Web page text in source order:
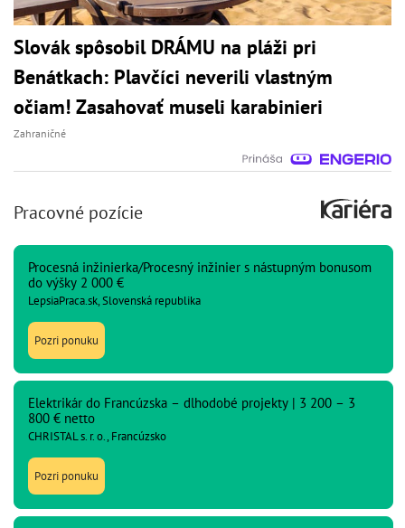
Slovák spôsobil DRÁMU na pláži pri
Benátkach: Plavčíci neverili vlastným
očiam! Zasahovať museli karabinieri
Zahraničné
Pracovné pozície
Procesná inžinierka/Procesný inžinier s nástupným bonusom
do výšky 2 000 €
LepsiaPraca.sk, Slovenská republika
Pozri ponuku
Elektrikár do Francúzska – dlhodobé projekty | 3 200 – 3
800 € netto
CHRISTAL s. r. o., Francúzsko
Pozri ponuku